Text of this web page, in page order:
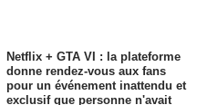
Netflix + GTA VI : la plateforme
donne rendez-vous aux fans
pour un événement inattendu et
exclusif que personne n'avait